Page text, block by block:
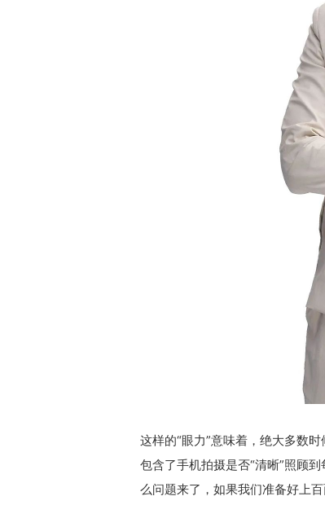
这样的“眼力”意味着，绝大多数
包含了手机拍摄是否“清晰”照顾
么问题来了，如果我们准备好上